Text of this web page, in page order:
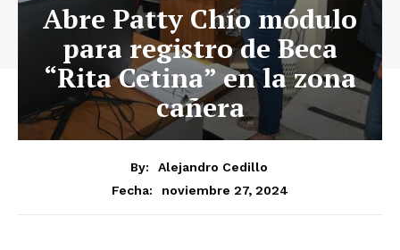
Abre Patty Chío módulo
para registro de Beca
“Rita Cetina” en la zona
cañera
By:
Alejandro Cedillo
Fecha:
noviembre 27, 2024